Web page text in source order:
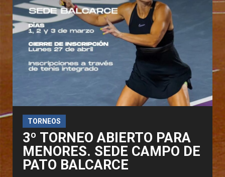
TORNEOS
3º TORNEO ABIERTO PARA
MENORES. SEDE CAMPO DE
PATO BALCARCE